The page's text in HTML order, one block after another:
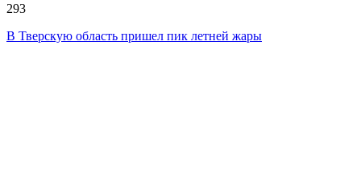
293
В Тверскую область пришел пик летней жары